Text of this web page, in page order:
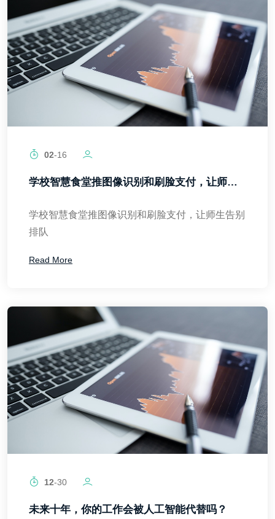
02-16
学校智慧食堂推图像识别和刷脸支付，让师生告别排队
学校智慧食堂推图像识别和刷脸支付，让师生告别
排队
Read More
12-30
未来十年，你的工作会被人工智能代替吗？